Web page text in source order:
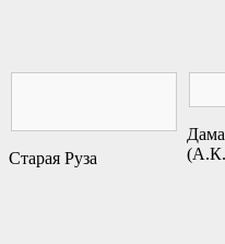
Старая Руза
(А.К.